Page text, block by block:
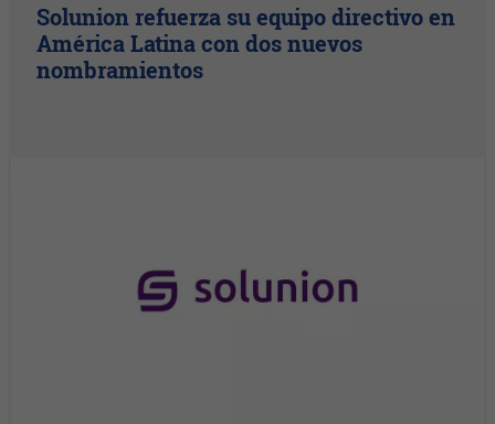
Solunion refuerza su equipo directivo en
América Latina con dos nuevos
nombramientos